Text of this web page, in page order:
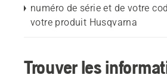
numéro de série et de votre
votre produit Husqvarna
Trouver les